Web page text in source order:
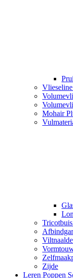
Mohair
Zijde
Leren Poppen